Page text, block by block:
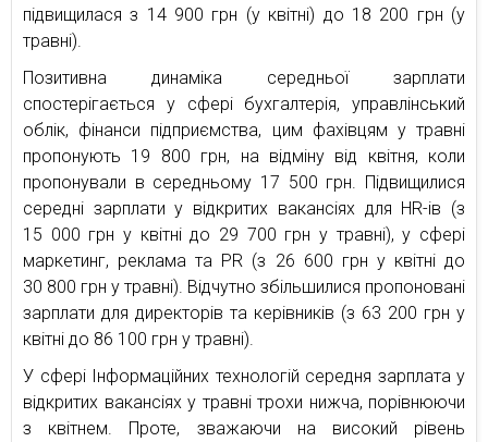
підвищилася з 14 900 грн (у квітні) до 18 200 грн (у
травні).
Позитивна динаміка середньої зарплати
спостерігається у сфері бухгалтерія, управлінський
облік, фінанси підприємства, цим фахівцям у травні
пропонують 19 800 грн, на відміну від квітня, коли
пропонували в середньому 17 500 грн. Підвищилися
середні зарплати у відкритих вакансіях для HR-ів (з
15 000 грн у квітні до 29 700 грн у травні), у сфері
маркетинг, реклама та PR (з 26 600 грн у квітні до
30 800 грн у травні). Відчутно збільшилися пропоновані
зарплати для директорів та керівників (з 63 200 грн у
квітні до 86 100 грн у травні).
У сфері Інформаційних технологій середня зарплата у
відкритих вакансіях у травні трохи нижча, порівнюючи
з квітнем. Проте, зважаючи на високий рівень